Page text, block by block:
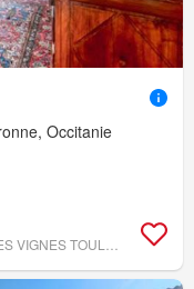
Occitanie